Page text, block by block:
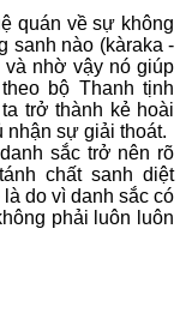
quán về sự không
sanh nào (kàraka -
và nhờ vậy nó giúp
bộ Thanh tịnh
trở thành kẻ hoài
nhận sự giải thoát.
sắc trở nên rõ
chất sanh diệt
do vì danh sắc có
phải luôn luôn